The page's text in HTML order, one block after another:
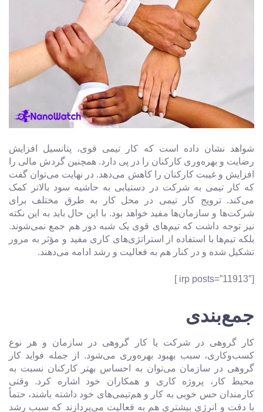
شواهد نشان داده است که کار تیمی قوی، پتانسیل افزایش
رضایت و بهره‌وری کارکنان را در پی دارد. همچنین گردش مالی را
افزایش و غیبت کارکنان را کاهش می‌دهد. در نهایت می‌توان گفت
که کار تیمی به شرکت در دستیابی به حاشیه سود بالاتر کمک
می‌کند. ترویج کار تیمی در محل کار به طرق مختلف برای
شرکت‌ها و سازمان‌ها مفید خواهد بود. با این حال باید به این نکته
نیز توجه داشت که تیم‌های قوی یک شبه دور هم جمع نمی‌شوند.
بلکه تیم‌ها با استفاده از استراتژی‌های کاری مفید و مؤثر به مرور
تشکیل شده و در کنار هم به فعالیت و رشد ادامه می‌دهند.
[irp posts=”11913″ ]
جمع‌بندی
کار گروهی در شرکت یا کار گروهی در سازمان و هر نوع
کسب‌وکاری، سبب بهبود بهره‌وری می‌شود. از جمله فواید کار
گروهی در سازمان می‌توان به احساس بهتر کارکنان نسبت به
محیط کار، پروژه کاری و همکاران خود اشاره کرد. وقتی
کارمندان حس خوبی به کار و هم‌تیمی‌های خود داشته باشند، حتماً
با دقت و انرژی بیشتری هم به فعالیت می‌پردازند که سبب رشد